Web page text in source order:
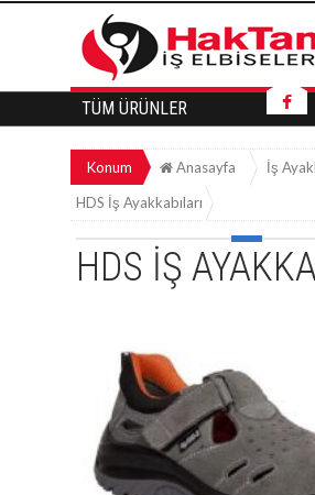
TÜM ÜRÜNLER
Konum Anasayfa
İş
HDS İş Ayakkabıları
HDS İŞ